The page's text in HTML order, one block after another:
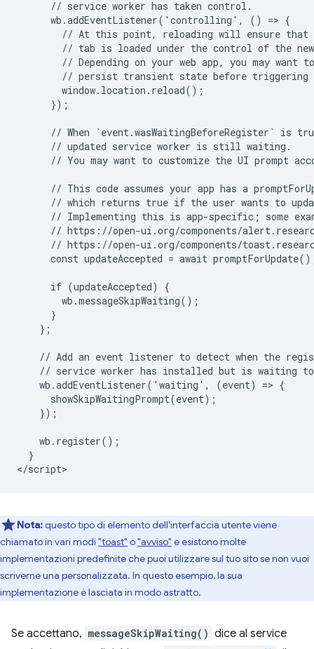
      // service worker has taken control.
      wb.addEventListener('controlling', () => {
// At this point, reloading will ensure that
// tab is loaded under the control of the
// Depending on your web app, you may want
// persist transient state before triggering
        window.location.reload();
      });
// When `event.wasWaitingBeforeRegister` is
      // updated service worker is still waiting.
// You may want to customize the UI prompt
// This code assumes your app has a
// which returns true if the user wants to
// Implementing this is app-specific; some
// https://open-ui.org/components/
// https://open-ui.org/components/
const updateAccepted = await
      if (updateAccepted) {
        wb.messageSkipWaiting();
      }
    };
// Add an event listener to detect when the
// service worker has installed but is waiting
    wb.addEventListener('waiting', (event) => {
      showSkipWaitingPrompt(event);
    });
    wb.register();
  }
Nota:questo tipo di elemento dell'interfaccia utente viene
chiamato in vari modi "toast" o"avviso" e esistono molte
implementazioni predefinite che puoi utilizzare sul tuo sito se non vuoi
scriverne una personalizzata. In questo esempio, la sua
implementazione è lasciata in modo astratto.
Se accettano, messageSkipWaiting() dice al service